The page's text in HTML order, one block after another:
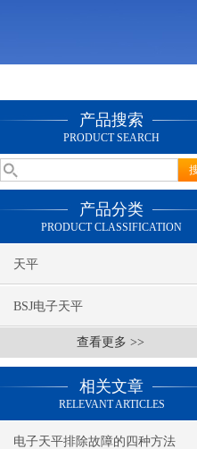
产品搜索
PRODUCT SEARCH
产品分类
PRODUCT CLASSIFICATION
天平
BSJ电子天平
查看更多 >>
相关文章
RELEVANT ARTICLES
电子天平排除故障的四种方法